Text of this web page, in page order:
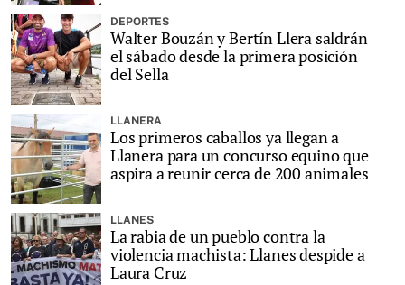
DEPORTES
Walter Bouzán y Bertín Llera saldrán
el sábado desde la primera posición
del Sella
LLANERA
Los primeros caballos ya llegan a
Llanera para un concurso equino que
aspira a reunir cerca de 200 animales
LLANES
La rabia de un pueblo contra la
violencia machista: Llanes despide a
Laura Cruz